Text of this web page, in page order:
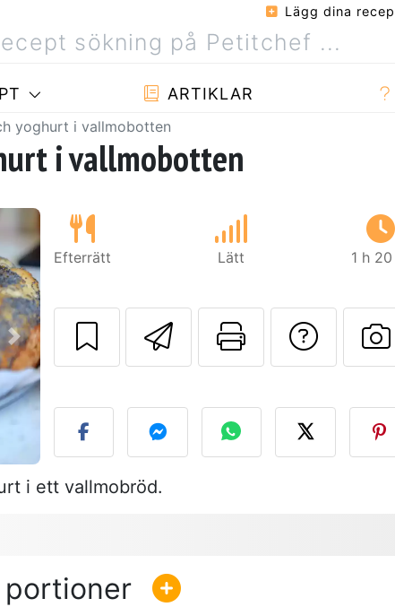
Lägg dina
ARTIKLAR
yoghurt i vallmobotten
i vallmobotten
Nästa
Efterrätt Lätt 1 h
Skicka detta
Skriv ut
i ett vallmobröd.